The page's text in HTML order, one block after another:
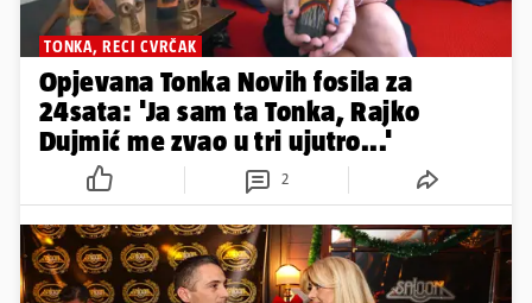
TONKA, RECI CVRČAK
Opjevana Tonka Novih fosila za
24sata: 'Ja sam ta Tonka, Rajko
Dujmić me zvao u tri ujutro...'
2